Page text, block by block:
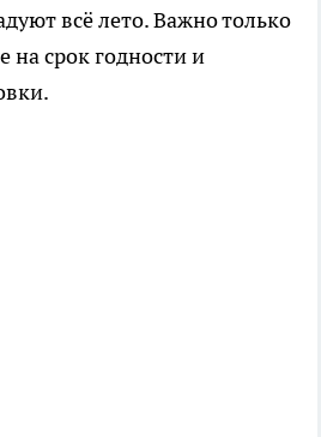
всё лето. Важно только
срок годности и